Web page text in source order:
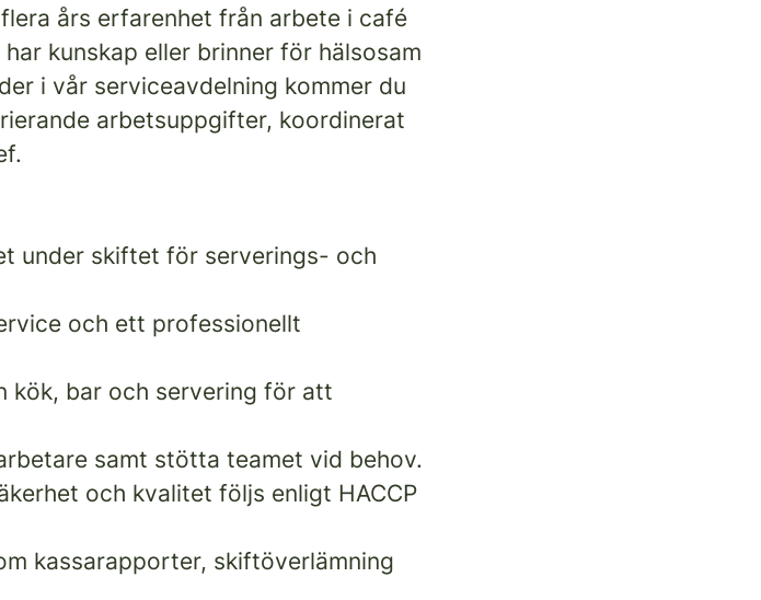
års erfarenhet från arbete i café
kunskap eller brinner för hälsosam
i vår serviceavdelning kommer du
arbetsuppgifter, koordinerat
under skiftet för serverings- och
och ett professionellt
kök, bar och servering för att
samt stötta teamet vid behov.
och kvalitet följs enligt HACCP
kassarapporter, skiftöverlämning